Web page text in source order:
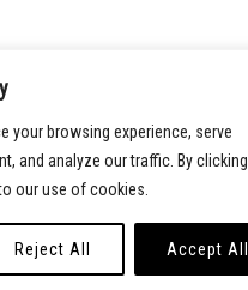
your browsing experience, serve
and analyze our traffic. By clicking
our use of cookies.
Reject All Accept All